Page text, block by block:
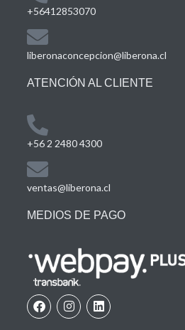
+56412853070
liberonaconcepcion@liberona.cl
ATENCIÓN AL CLIENTE
+56 2 2480 4300
ventas@liberona.cl
MEDIOS DE PAGO